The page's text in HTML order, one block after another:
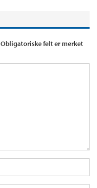
Obligatoriske felt er merket